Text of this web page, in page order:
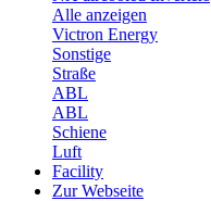
Alle anzeigen
Victron Energy
Sonstige
Straße
ABL
ABL
Schiene
Luft
Facility
Zur Webseite